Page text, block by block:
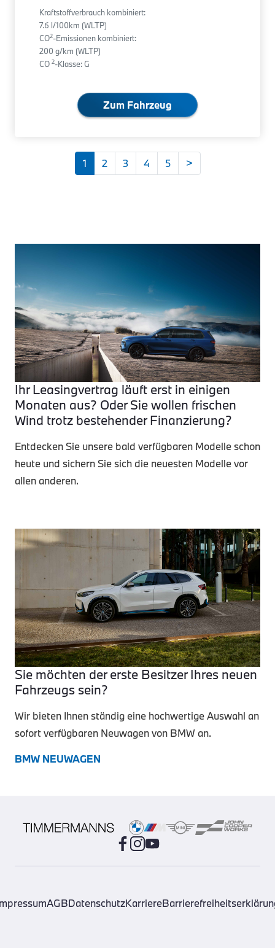
Kraftstoffverbrauch kombiniert:
7.6 l/100km (WLTP)
CO2-Emissionen kombiniert:
200 g/km (WLTP)
CO 2-Klasse: G
Zum Fahrzeug
1 2 3 4 5 >
Ihr Leasingvertrag läuft erst in einigen
Monaten aus? Oder Sie wollen frischen
Wind trotz bestehender Finanzierung?
Entdecken Sie unsere bald verfügbaren Modelle schon
heute und sichern Sie sich die neuesten Modelle vor
allen anderen.
Sie möchten der erste Besitzer Ihres neuen
Fahrzeugs sein?
Wir bieten Ihnen ständig eine hochwertige Auswahl an
sofort verfügbaren Neuwagen von BMW an.
BMW NEUWAGEN
AGBDatenschutzKarriere